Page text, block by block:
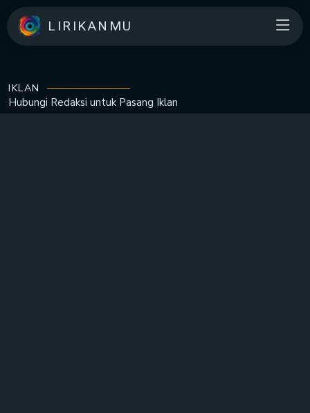
LIRIKANMU
IKLAN
Hubungi Redaksi untuk Pasang Iklan